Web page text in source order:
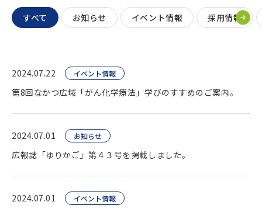
すべて お知らせ イベント情報 採用情報
2024.07.22 イベント情報
第8回なかつ広域「がん化学療法」学びのすすめのご案内。
2024.07.01 お知らせ
広報誌「ゆりかご」第４３号を掲載しました。
2024.07.01 イベント情報